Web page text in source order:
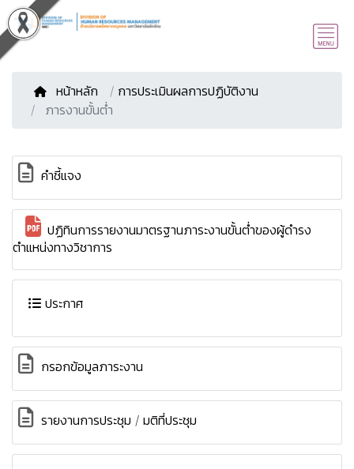
หน้าหลัก / การประเมินผลการปฏิบัติงาน
ภารงานขั้นต่ำ
คำชี้แจง
ปฏิทินการรายงานมาตรฐานภาระงานขั้นต่ำของผู้ดำรง
ตำแหน่งทางวิชาการ
ประกาศ
กรอกข้อมูลภาระงาน
รายงานการประชุม / มติที่ประชุม